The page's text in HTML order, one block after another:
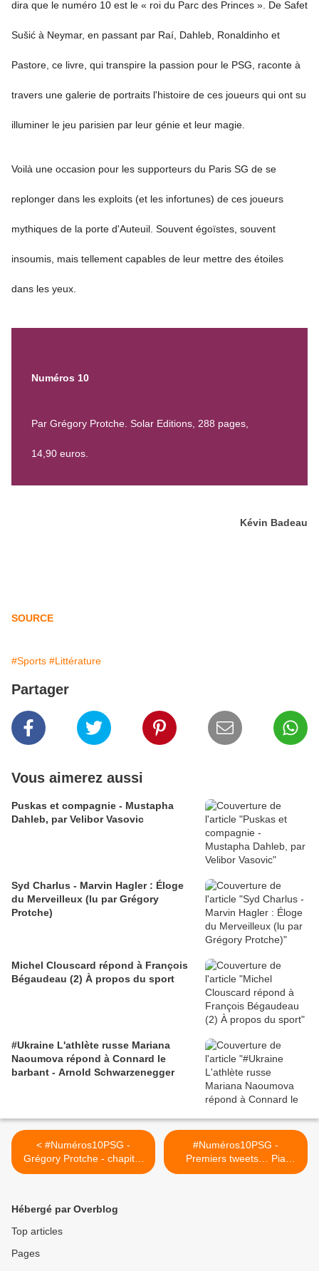
dira que le numéro 10 est le « roi du Parc des Princes ». De Safet
Sušić à Neymar, en passant par Raí, Dahleb, Ronaldinho et
Pastore, ce livre, qui transpire la passion pour le PSG, raconte à
travers une galerie de portraits l'histoire de ces joueurs qui ont su
illuminer le jeu parisien par leur génie et leur magie.
Voilà une occasion pour les supporteurs du Paris SG de se
replonger dans les exploits (et les infortunes) de ces joueurs
mythiques de la porte d'Auteuil. Souvent égoïstes, souvent
insoumis, mais tellement capables de leur mettre des étoiles
dans les yeux.
Numéros 10
Par Grégory Protche. Solar Editions, 288 pages,
14,90 euros.
Kévin Badeau
SOURCE
#Sports #Littérature
Partager
Vous aimerez aussi
Puskas et compagnie - Mustapha
Dahleb, par Velibor Vasovic
Syd Charlus - Marvin Hagler : Éloge
du Merveilleux (lu par Grégory
Protche)
Michel Clouscard répond à François
Bégaudeau (2) À propos du sport
#Ukraine L'athlète russe Mariana
Naoumova répond à Connard le
barbant - Arnold Schwarzenegger
< #Numéros10PSG -
Grégory Protche - chapitre
1 : Échauffement
#Numéros10PSG -
Premiers tweets… Pia
Clemens (France Bleu) >
Hébergé par Overblog
Top articles
Pages